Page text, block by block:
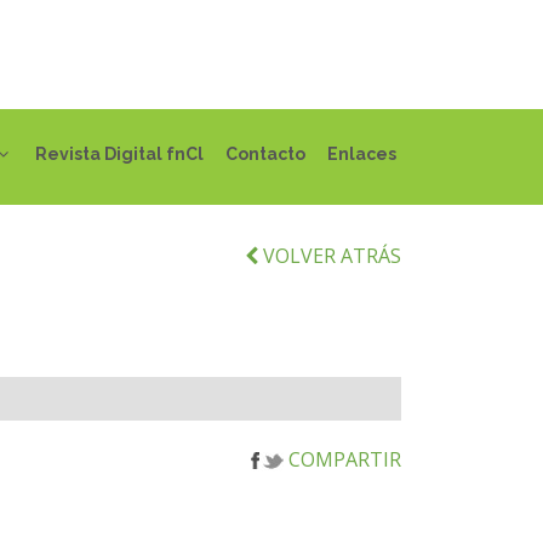
Revista Digital fnCl Contacto Enlaces
VOLVER ATRÁS
COMPARTIR